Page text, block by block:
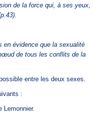
de la force qui, à ses yeux,
en évidence que la sexualité
de tous les conflits de la
entre les deux sexes.
:
Lemonnier.